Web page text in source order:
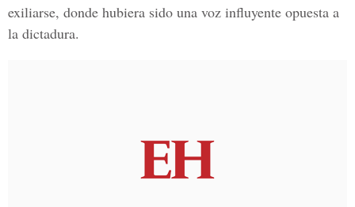
exiliarse, donde hubiera sido una voz influyente opuesta a
la dictadura.